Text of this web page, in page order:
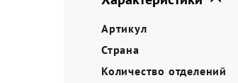
Акции
Артикул
Страна
Количество отделений